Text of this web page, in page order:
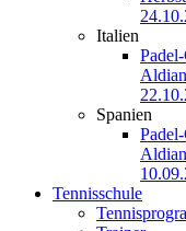
Italien
Spanien
Tennisschule